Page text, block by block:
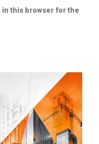
in this browser for the